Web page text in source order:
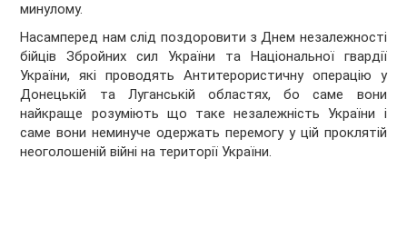
минулому.
Насамперед нам слід поздоровити з Днем незалежності
бійців Збройних сил України та Національної гвардії
України, які проводять Антитерористичну операцію у
Донецькій та Луганській областях, бо саме вони
найкраще розуміють що таке незалежність України і
саме вони неминуче одержать перемогу у цій проклятій
неоголошеній війні на території України.